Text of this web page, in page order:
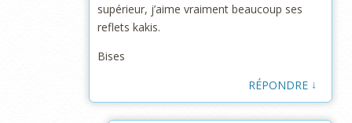
supérieur, j’aime vraiment beaucoup ses
reflets kakis.
Bises
RÉPONDRE ↓